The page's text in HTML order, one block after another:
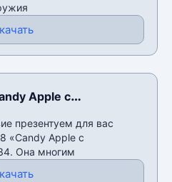
Apple с
v34
презентуем для вас
«Candy Apple с
Она многим